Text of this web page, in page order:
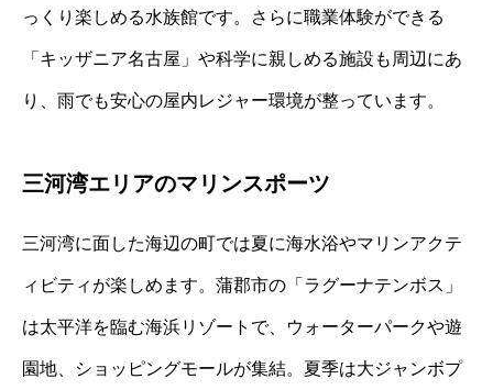
っくり楽しめる水族館です。さらに職業体験ができる
「キッザニア名古屋」や科学に親しめる施設も周辺にあ
り、雨でも安心の屋内レジャー環境が整っています。
三河湾エリアのマリンスポーツ
三河湾に面した海辺の町では夏に海水浴やマリンアクテ
ィビティが楽しめます。蒲郡市の「ラグーナテンボス」
は太平洋を臨む海浜リゾートで、ウォーターパークや遊
園地、ショッピングモールが集結。夏季は大ジャンボプ